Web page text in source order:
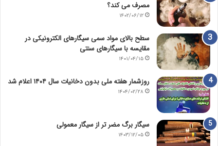
مصرف می کند؟
۱۴۰۲/۰۶/۱۲
سطح بالای مواد سمی سیگارهای الکترونیکی در
مقایسه با سیگارهای سنتی
۱۴۰۱/۰۴/۱۵
روزشمار هفته ملی بدون دخانیات سال ۱۴۰۴ اعلام شد
۱۴۰۴/۰۲/۲۸
سیگار برگ مضر تر از سیگار معمولی
۱۴۰۳/۱۲/۰۵